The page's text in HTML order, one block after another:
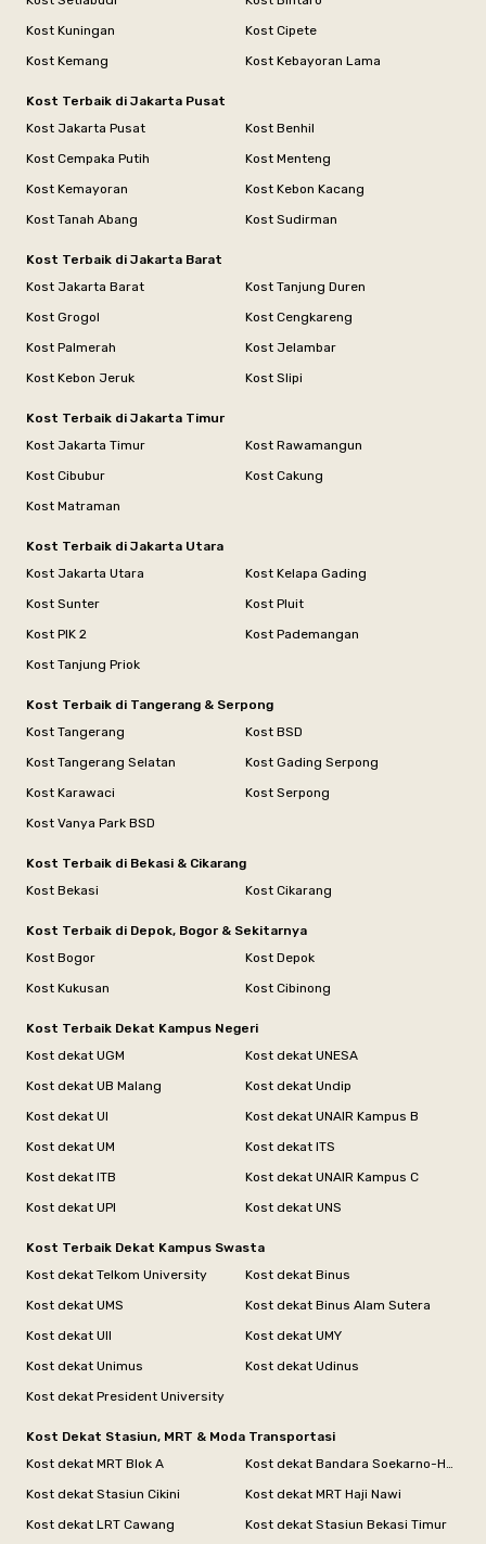
Kost Kuningan
Kost Cipete
Kost Kemang
Kost Kebayoran Lama
Kost Terbaik di Jakarta Pusat
Kost Jakarta Pusat
Kost Benhil
Kost Cempaka Putih
Kost Menteng
Kost Kemayoran
Kost Kebon Kacang
Kost Tanah Abang
Kost Sudirman
Kost Terbaik di Jakarta Barat
Kost Jakarta Barat
Kost Tanjung Duren
Kost Grogol
Kost Cengkareng
Kost Palmerah
Kost Jelambar
Kost Kebon Jeruk
Kost Slipi
Kost Terbaik di Jakarta Timur
Kost Jakarta Timur
Kost Rawamangun
Kost Cibubur
Kost Cakung
Kost Matraman
Kost Terbaik di Jakarta Utara
Kost Jakarta Utara
Kost Kelapa Gading
Kost Sunter
Kost Pluit
Kost PIK 2
Kost Pademangan
Kost Tanjung Priok
Kost Terbaik di Tangerang & Serpong
Kost Tangerang
Kost BSD
Kost Tangerang Selatan
Kost Gading Serpong
Kost Karawaci
Kost Serpong
Kost Vanya Park BSD
Kost Terbaik di Bekasi & Cikarang
Kost Bekasi
Kost Cikarang
Kost Terbaik di Depok, Bogor & Sekitarnya
Kost Bogor
Kost Depok
Kost Kukusan
Kost Cibinong
Kost Terbaik Dekat Kampus Negeri
Kost dekat UGM
Kost dekat UNESA
Kost dekat UB Malang
Kost dekat Undip
Kost dekat UI
Kost dekat UNAIR Kampus B
Kost dekat UM
Kost dekat ITS
Kost dekat ITB
Kost dekat UNAIR Kampus C
Kost dekat UPI
Kost dekat UNS
Kost Terbaik Dekat Kampus Swasta
Kost dekat Telkom University
Kost dekat Binus
Kost dekat UMS
Kost dekat Binus Alam Sutera
Kost dekat UII
Kost dekat UMY
Kost dekat Unimus
Kost dekat Udinus
Kost dekat President University
Kost Dekat Stasiun, MRT & Moda Transportasi
Kost dekat MRT Blok A
Kost dekat Bandara Soekarno-Hatta
Kost dekat Stasiun Cikini
Kost dekat MRT Haji Nawi
Kost dekat LRT Cawang
Kost dekat Stasiun Bekasi Timur